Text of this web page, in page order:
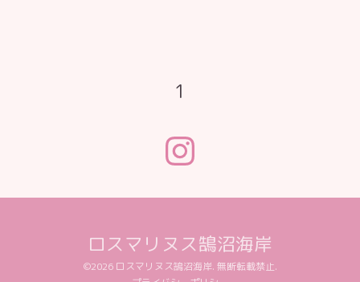
1
ロスマリヌス鵠沼海岸
©2026 ロスマリヌス鵠沼海岸. 無断転載禁止.